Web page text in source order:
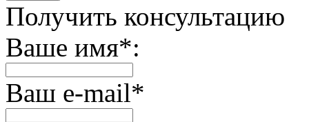
Получить консультацию
Ваше имя*:
Ваш e-mail*